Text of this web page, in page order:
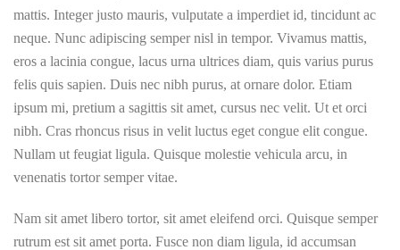
mattis. Integer justo mauris, vulputate a imperdiet id, tincidunt ac
neque. Nunc adipiscing semper nisl in tempor. Vivamus mattis,
eros a lacinia congue, lacus urna ultrices diam, quis varius purus
felis quis sapien. Duis nec nibh purus, at ornare dolor. Etiam
ipsum mi, pretium a sagittis sit amet, cursus nec velit. Ut et orci
nibh. Cras rhoncus risus in velit luctus eget congue elit congue.
Nullam ut feugiat ligula. Quisque molestie vehicula arcu, in
venenatis tortor semper vitae.
Nam sit amet libero tortor, sit amet eleifend orci. Quisque semper
rutrum est sit amet porta. Fusce non diam ligula, id accumsan